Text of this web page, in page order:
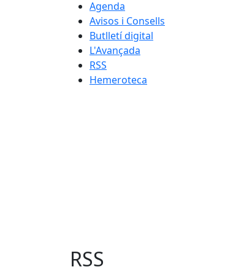
Agenda
Avisos i Consells
Butlletí digital
L'Avançada
RSS
Hemeroteca
RSS